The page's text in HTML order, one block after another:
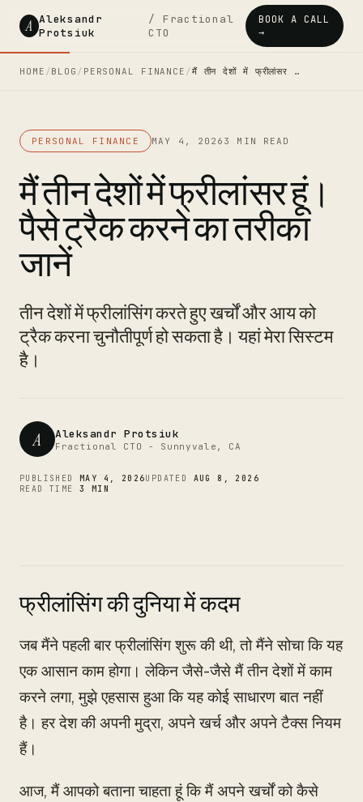
A Aleksandr
Protsiuk
/ Fractional
CTO
BOOK A CALL
→
HOME /BLOG / PERSONAL FINANCE /मैं तीन देशों में फ्रीलांसर …
PERSONAL FINANCE MAY 4, 2026 3 MIN READ
मैं तीन देशों में फ्रीलांसर हूं।
पैसे ट्रैक करने का तरीका
जानें
तीन देशों में फ्रीलांसिंग करते हुए खर्चों और आय को
ट्रैक करना चुनौतीपूर्ण हो सकता है। यहां मेरा सिस्टम
है।
A Aleksandr Protsiuk
Fractional CTO - Sunnyvale, CA
PUBLISHED MAY 4, 2026UPDATED AUG 8, 2026
READ TIME 3 MIN
फ्रीलांसिंग की दुनिया में कदम
जब मैंने पहली बार फ्रीलांसिंग शुरू की थी, तो मैंने सोचा कि यह
एक आसान काम होगा। लेकिन जैसे-जैसे मैं तीन देशों में काम
करने लगा, मुझे एहसास हुआ कि यह कोई साधारण बात नहीं
है। हर देश की अपनी मुद्रा, अपने खर्च और अपने टैक्स नियम
हैं।
आज, मैं आपको बताना चाहता हूं कि मैं अपने खर्चों को कैसे